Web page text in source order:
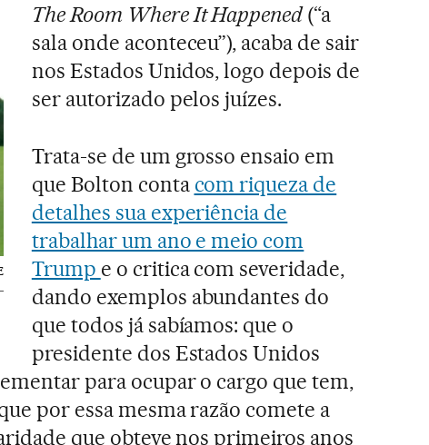
The Room Where It Happened(“a
sala onde aconteceu”), acaba de sair
nos Estados Unidos, logo depois de
ser autorizado pelos juízes.
Trata-se de um grosso ensaio em
que Bolton conta com riqueza de
detalhes sua experiência de
trabalhar um ano e meio com
Trump e o critica com severidade,
dando exemplos abundantes do
que todos já sabíamos: que o
presidente dos Estados Unidos
para ocupar o cargo que tem,
por essa mesma razão comete a
que obteve nos primeiros anos